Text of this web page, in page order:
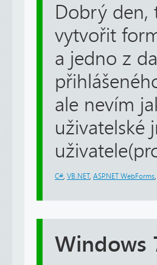
Dobrý den,
vytvořit
a jedno z
ale nevím
uživatelské
C# VB.NET, ASP.NET WebForms
Windows